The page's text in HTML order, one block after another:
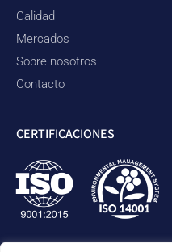
Calidad
Mercados
Sobre nosotros
Contacto
CERTIFICACIONES